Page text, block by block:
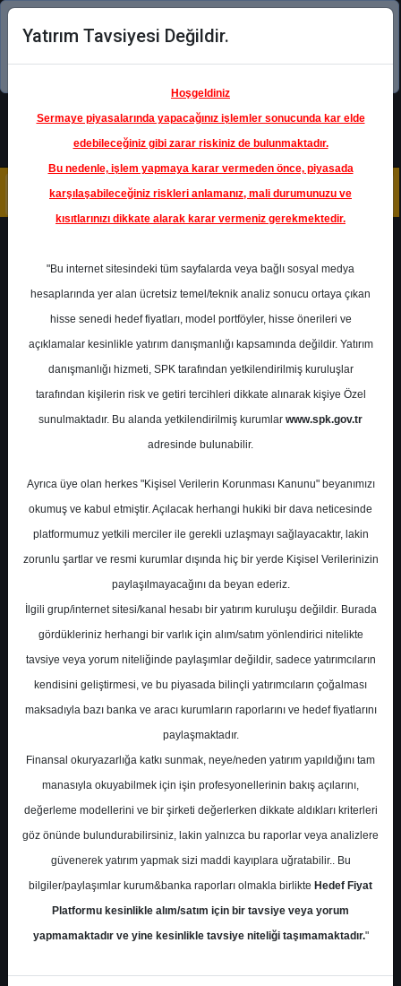
Şimdi uygulamayı indirin!
KRDMD- KARDEMİR KARABÜK
DEMİR ÇELİK (D)
Hedef Fiyat 35.00 ₺
Getiri
%-16.03
1 1
En Yüksek Tahmin
Ortalama Fiyat Tahmini 49,54 ₺
Ortalama Getiri Potansiyeli %18.87
Kurum Sayısı
12
4 4
Paralel
Get.
3 1
Yatırım Tavsiyesi Değildir.
Hoşgeldiniz
Sermaye piyasalarında yapacağınız işlemler sonucunda kar elde
edebileceğiniz gibi zarar riskiniz de bulunmaktadır.
Bu nedenle, işlem yapmaya karar vermeden önce, piyasada
karşılaşabileceğiniz riskleri anlamanız, mali durumunuzu ve
kısıtlarınızı dikkate alarak karar vermeniz gerekmektedir.
"Bu internet sitesindeki tüm sayfalarda veya bağlı sosyal medya
hesaplarında yer alan ücretsiz temel/teknik analiz sonucu ortaya çıkan
hisse senedi hedef fiyatları, model portföyler, hisse önerileri ve
açıklamalar kesinlikle yatırım danışmanlığı kapsamında değildir. Yatırım
danışmanlığı hizmeti, SPK tarafından yetkilendirilmiş kuruluşlar
tarafından kişilerin risk ve getiri tercihleri dikkate alınarak kişiye Özel
sunulmaktadır. Bu alanda yetkilendirilmiş kurumlar www.spk.gov.tr
adresinde bulunabilir.
Ayrıca üye olan herkes "Kişisel Verilerin Korunması Kanunu" beyanımızı
okumuş ve kabul etmiştir. Açılacak herhangi hukiki bir dava neticesinde
platformumuz yetkili merciler ile gerekli uzlaşmayı sağlayacaktır, lakin
zorunlu şartlar ve resmi kurumlar dışında hiç bir yerde Kişisel Verilerinizin
paylaşılmayacağını da beyan ederiz.
İlgili grup/internet sitesi/kanal hesabı bir yatırım kuruluşu değildir. Burada
gördükleriniz herhangi bir varlık için alım/satım yönlendirici nitelikte
tavsiye veya yorum niteliğinde paylaşımlar değildir, sadece yatırımcıların
kendisini geliştirmesi, ve bu piyasada bilinçli yatırımcıların çoğalması
maksadıyla bazı banka ve aracı kurumların raporlarını ve hedef fiyatlarını
paylaşmaktadır.
Finansal okuryazarlığa katkı sunmak, neye/neden yatırım yapıldığını tam
manasıyla okuyabilmek için işin profesyonellerinin bakış açılarını,
değerleme modellerini ve bir şirketi değerlerken dikkate aldıkları kriterleri
göz önünde bulundurabilirsiniz, lakin yalnızca bu raporlar veya analizlere
güvenerek yatırım yapmak sizi maddi kayıplara uğratabilir.. Bu
bilgiler/paylaşımlar kurum&banka raporları olmakla birlikte Hedef Fiyat
Platformu kesinlikle alım/satım için bir tavsiye veya yorum
yapmamaktadır ve yine kesinlikle tavsiye niteliği taşımamaktadır."